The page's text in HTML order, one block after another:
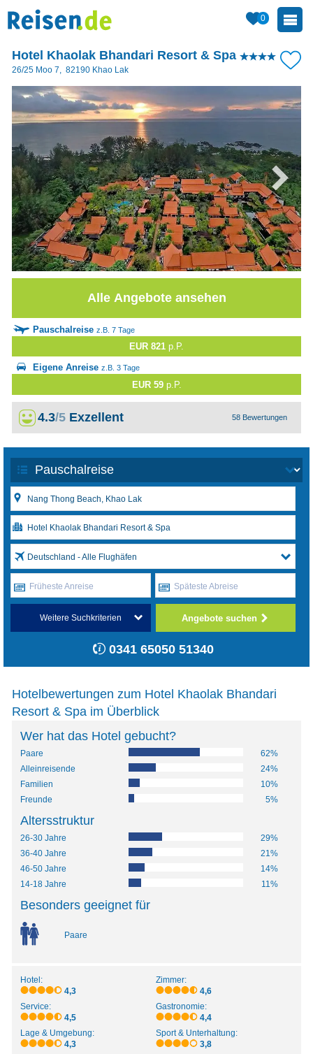
0
Hotel Khaolak Bhandari Resort & Spa
26/25 Moo 7, 82190 Khao Lak
Alle Angebote ansehen
Pauschalreise z.B. 7 Tage
EUR 821 p.P.
Eigene Anreise z.B. 3 Tage
EUR 59 p.P.
4.3/5 Exzellent 58 Bewertungen
Deutschland - Alle Flughäfen
Früheste Anreise Späteste Abreise
Weitere Suchkriterien Angebote suchen
0341 65050 51340
Hotelbewertungen zum Hotel Khaolak Bhandari
Resort & Spa im Überblick
Wer hat das Hotel gebucht?
Paare
62%
Alleinreisende
24%
Familien
10%
Freunde
5%
Altersstruktur
26-30 Jahre
29%
36-40 Jahre
21%
46-50 Jahre
14%
14-18 Jahre
11%
Besonders geeignet für
Paare
Hotel:
4,3
Zimmer:
4,6
Service:
4,5
Gastronomie:
4,4
Lage & Umgebung:
4,3
Sport & Unterhaltung:
3,8